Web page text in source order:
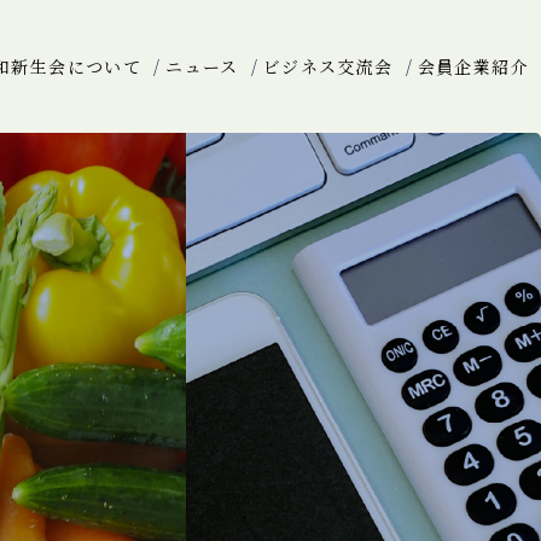
新生会について ニュース ビジネス交流会 会員企業紹介